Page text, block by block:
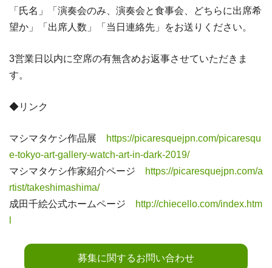
「氏名」「演奏会のみ、演奏会と食事会、どちらに出席希
望か」「出席人数」「当日連絡先」をお送りください。
3営業日以内に空席の有無含めお返事させていただきま
す。
◆リンク
マシマタケシ作品展
https://picaresquejpn.com/picaresqu
e-tokyo-art-gallery-watch-art-in-dark-2019/
マシマタケシ作家紹介ページ
https://picaresquejpn.com/a
rtist/takeshimashima/
成田千絵公式ホームページ
http://chiecello.com/index.htm
募集に関するお問い合わせ